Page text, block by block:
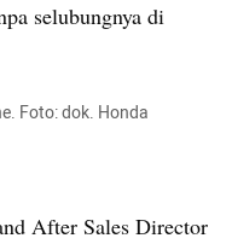
selubungnya di
Foto: dok. Honda
After Sales Director